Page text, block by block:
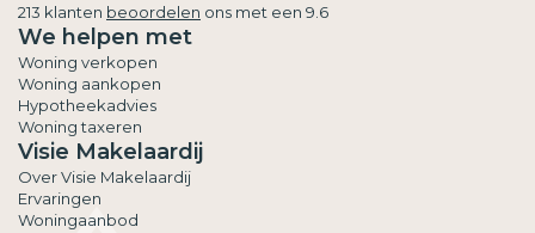
213 klanten beoordelen ons met een 9.6
We helpen met
Woning verkopen
Woning aankopen
Hypotheekadvies
Woning taxeren
Visie Makelaardij
Over Visie Makelaardij
Ervaringen
Woningaanbod